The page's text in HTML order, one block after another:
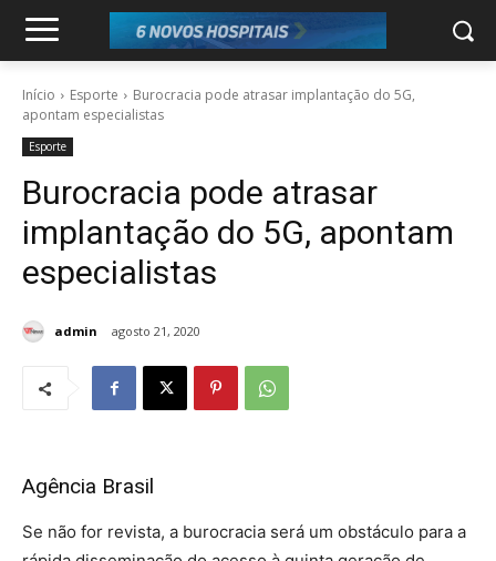
Início Esporte
Burocracia pode atrasar implantação do 5G,
apontam especialistas
Esporte
Burocracia pode atrasar
implantação do 5G, apontam
especialistas
admin agosto 21, 2020
Agência Brasil
Se não for revista, a burocracia será um obstáculo para a